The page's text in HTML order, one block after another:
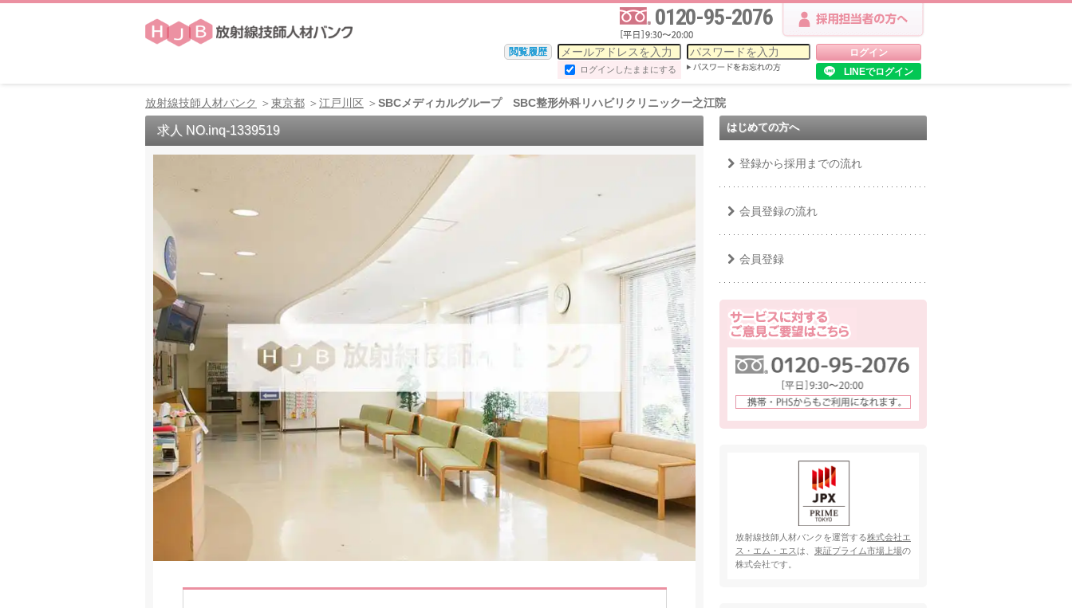
0120-95-2076
閲覧履歴
ログインしたままにする LINEでログイン
放射線技師人材バンク 東京都 江戸川区 SBCメディカルグループ SBC整形外科リハビリクリニック一之江院
求人 NO.inq-1339519 はじめての方へ
登録から採用までの流れ
会員登録の流れ
会員登録
放射線技師人材バンクを運営する株式会社エ
ス・エム・エスは、 東証プライム市場上場の
株式会社です。